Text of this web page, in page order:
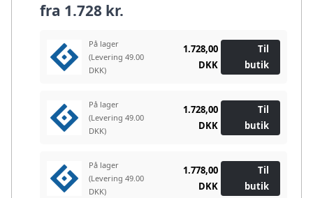
fra 1.728 kr.
På lager
(Levering 49.00
DKK)
1.728,00
DKK
Til
butik
På lager
(Levering 49.00
DKK)
1.728,00
DKK
Til
butik
På lager
(Levering 49.00
DKK)
1.778,00
DKK
Til
butik